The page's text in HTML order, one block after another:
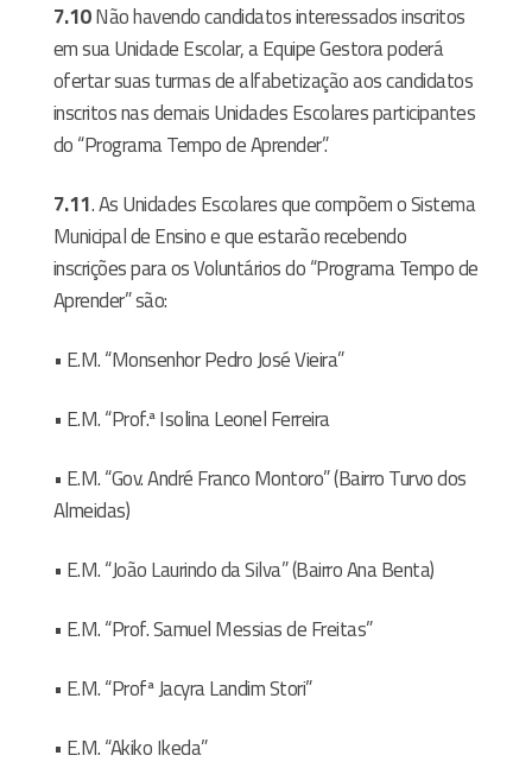
7.10Não havendo candidatos interessados inscritos
em sua Unidade Escolar, a Equipe Gestora poderá
ofertar suas turmas de alfabetização aos candidatos
inscritos nas demais Unidades Escolares participantes
do “Programa Tempo de Aprender”.
7.11. As Unidades Escolares que compõem o Sistema
Municipal de Ensino e que estarão recebendo
inscrições para os Voluntários do “Programa Tempo de
Aprender” são:
• E.M. “Monsenhor Pedro José Vieira”
• E.M. “Prof.ª Isolina Leonel Ferreira
• E.M. “Gov. André Franco Montoro” (Bairro Turvo dos
Almeidas)
• E.M. “João Laurindo da Silva” (Bairro Ana Benta)
• E.M. “Prof. Samuel Messias de Freitas”
• E.M. “Profª Jacyra Landim Stori”
• E.M. “Akiko Ikeda”